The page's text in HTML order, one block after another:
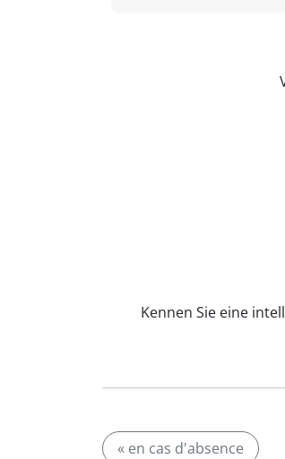
Kennen Sie eine
« en cas d'absence